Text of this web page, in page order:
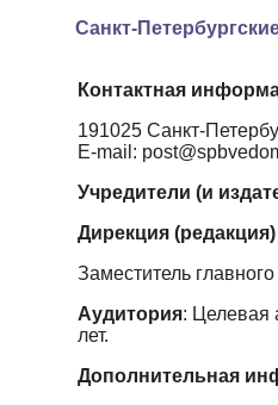
Санкт-
Контактная
191025 Санкт-
E-mail:
Учредители (и
Дирекция (редакция)
Заместитель
Аудитория: Целевая
лет.
Дополнительная